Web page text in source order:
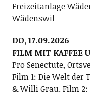
Freizeitanlage
Wädenswil
DO, 17.09.2026
FILM MIT KAFFEE
Pro Senectute,
Film 1: Die Welt der
& Willi Grau. Film